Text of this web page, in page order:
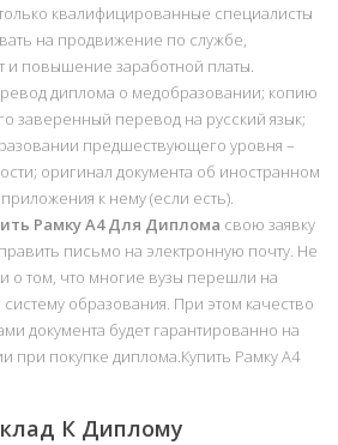
квалифицированные специалисты
на продвижение по службе,
и повышение заработной платы.
диплома о медобразовании; копию
заверенный перевод на русский язык;
предшествующего уровня –
оригинал документа об иностранном
к нему (если есть).
Рамку А4 Для Диплома свою заявку
письмо на электронную почту. Не
и о том, что многие вузы перешли на
образования. При этом качество
документа будет гарантированно на
при покупке диплома.Купить Рамку А4
К Диплому